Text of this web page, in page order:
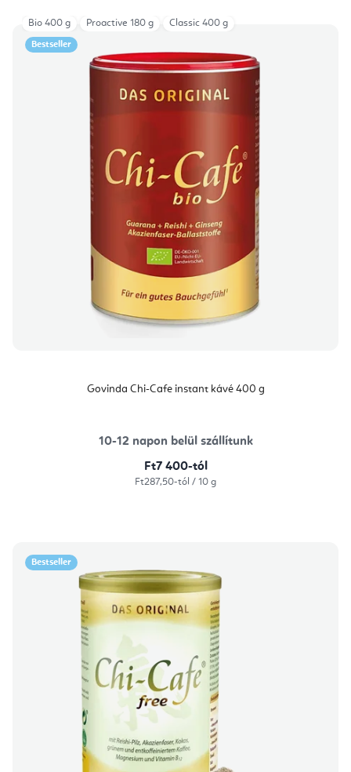
Bestseller
Govinda Chi-Cafe instant kávé 400 g
10-12 napon belül szállítunk
Ft7 400-tól
Egységár:
Ft287,50-tól / 10 g
Bio 400 g Proactive 180 g Classic 400 g
Bestseller